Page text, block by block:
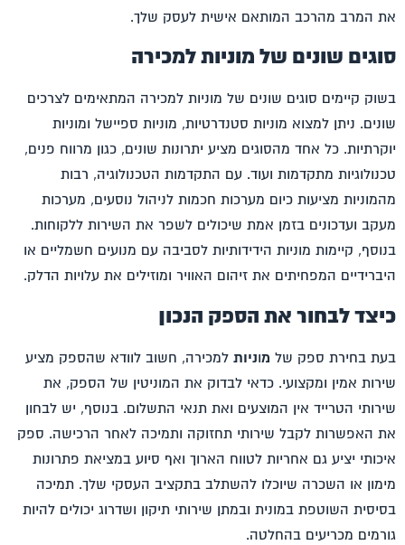
את המרב מהרכב המותאם אישית לעסק שלך.
סוגים שונים של מוניות למכירה
בשוק קיימים סוגים שונים של מוניות למכירה המתאימים לצרכים
שונים. ניתן למצוא מוניות סטנדרטיות, מוניות ספיישל ומוניות
יוקרתיות. כל אחד מהסוגים מציע יתרונות שונים, כגון מרווח פנים,
טכנולוגיות מתקדמות ועוד. עם התקדמות הטכנולוגיה, רבות
מהמוניות מציעות כיום מערכות חכמות לניהול נוסעים, מערכות
מעקב ועדכונים בזמן אמת שיכולים לשפר את השירות ללקוחות.
בנוסף, קיימות מוניות הידידותיות לסביבה עם מנועים חשמליים או
היברידיים המפחיתים את זיהום האוויר ומוזילים את עלויות הדלק.
כיצד לבחור את הספק הנכון
בעת בחירת ספק של מוניות למכירה, חשוב לוודא שהספק מציע
שירות אמין ומקצועי. כדאי לבדוק את המוניטין של הספק, את
שירותי הטרייד אין המוצעים ואת תנאי התשלום. בנוסף, יש לבחון
את האפשרות לקבל שירותי תחזוקה ותמיכה לאחר הרכישה. ספק
איכותי יציע גם אחריות לטווח הארוך ואף סיוע במציאת פתרונות
מימון או השכרה שיוכלו להשתלב בתקציב העסקי שלך. תמיכה
בסיסית השוטפת במונית ובמתן שירותי תיקון ושדרוג יכולים להיות
גורמים מכריעים בהחלטה.